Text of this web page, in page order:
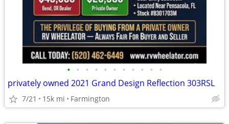
• • • • • • • • • • •
privately owned 2021 Grand Design Reflection 303RSL
7/21 15k mi Farmington